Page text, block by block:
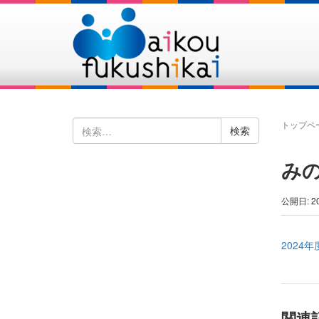
トップペ
み
公開日:
2024
検
索: